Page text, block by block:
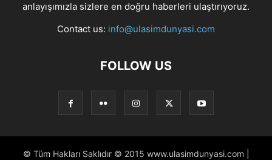
anlayışımızla sizlere en doğru haberleri ulaştırıyoruz.
Contact us: info@ulasimdunyasi.com
FOLLOW US
© Tüm Hakları Saklıdır © 2015 www.ulasimdunyasi.com |